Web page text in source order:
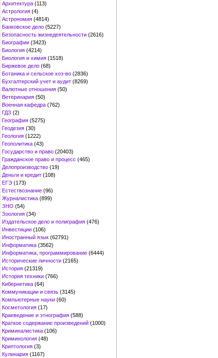
Архитектура (113)
Астрология (4)
Астрономия (4814)
Банковское дело (5227)
Безопасность жизнедеятельности (2616)
Биографии (3423)
Биология (4214)
Биология и химия (1518)
Биржевое дело (68)
Ботаника и сельское хоз-во (2836)
Бухгалтерский учет и аудит (8269)
Валютные отношения (50)
Ветеринария (50)
Военная кафедра (762)
ГДЗ (2)
География (5275)
Геодезия (30)
Геология (1222)
Геополитика (43)
Государство и право (20403)
Гражданское право и процесс (465)
Делопроизводство (19)
Деньги и кредит (108)
ЕГЭ (173)
Естествознание (96)
Журналистика (899)
ЗНО (54)
Зоология (34)
Издательское дело и полиграфия (476)
Инвестиции (106)
Иностранный язык (62791)
Информатика (3562)
Информатика, программирование (6444)
Исторические личности (2165)
История (21319)
История техники (766)
Кибернетика (64)
Коммуникации и связь (3145)
Компьютерные науки (60)
Косметология (17)
Краеведение и этнография (588)
Краткое содержание произведений (1000)
Криминалистика (106)
Криминология (48)
Криптология (3)
Кулинария (1167)